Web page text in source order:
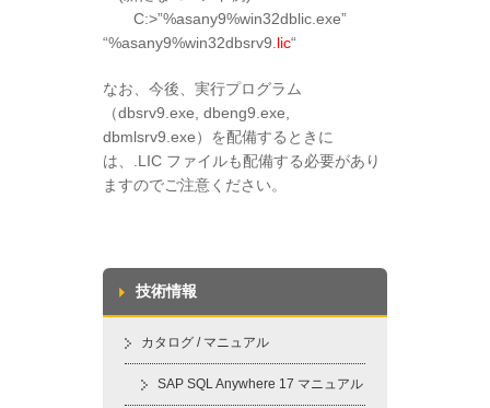
C:>”%asany9%win32dblic.exe”
“%asany9%win32dbsrv9. lic“
なお、今後、実行プログラム
（dbsrv9.exe, dbeng9.exe,
dbmlsrv9.exe）を配備するときに
は、.LIC ファイルも配備する必要があり
ますのでご注意ください。
技術情報
カタログ / マニュアル
SAP SQL Anywhere 17 マニュアル